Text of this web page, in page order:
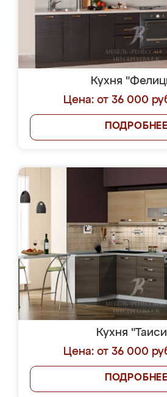
Кухня
Цена: от 36 000
ПОДРОБНЕЕ
Кухня
Цена: от 36 000
ПОДРОБНЕЕ